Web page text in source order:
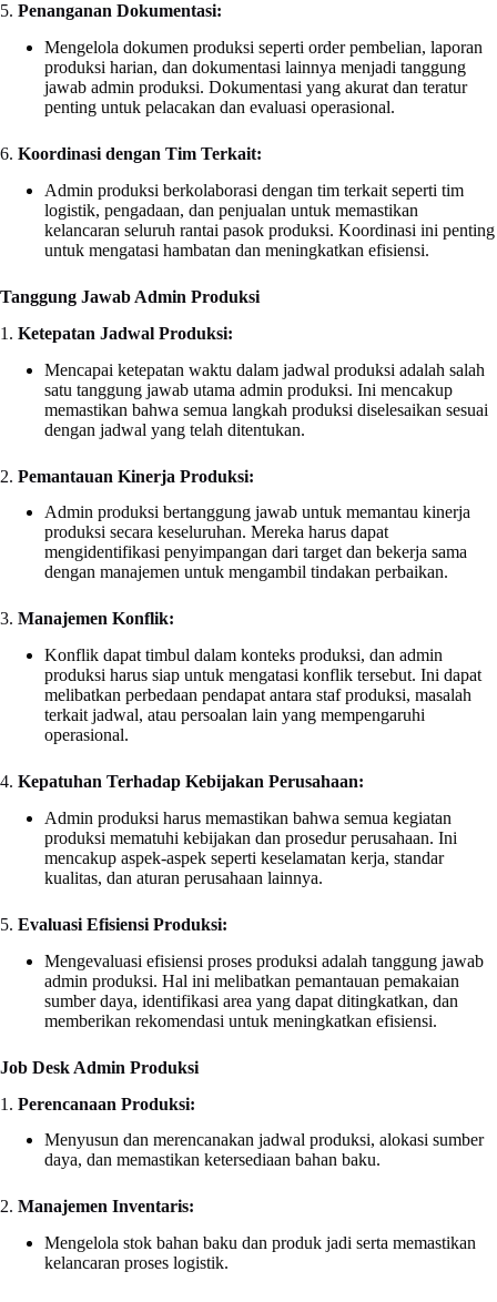
5. Penanganan Dokumentasi:
Mengelola dokumen produksi seperti order pembelian, laporan
produksi harian, dan dokumentasi lainnya menjadi tanggung
jawab admin produksi. Dokumentasi yang akurat dan teratur
penting untuk pelacakan dan evaluasi operasional.
6. Koordinasi dengan Tim Terkait:
Admin produksi berkolaborasi dengan tim terkait seperti tim
logistik, pengadaan, dan penjualan untuk memastikan
kelancaran seluruh rantai pasok produksi. Koordinasi ini penting
untuk mengatasi hambatan dan meningkatkan efisiensi.
Tanggung Jawab Admin Produksi
1. Ketepatan Jadwal Produksi:
Mencapai ketepatan waktu dalam jadwal produksi adalah salah
satu tanggung jawab utama admin produksi. Ini mencakup
memastikan bahwa semua langkah produksi diselesaikan sesuai
dengan jadwal yang telah ditentukan.
2. Pemantauan Kinerja Produksi:
Admin produksi bertanggung jawab untuk memantau kinerja
produksi secara keseluruhan. Mereka harus dapat
mengidentifikasi penyimpangan dari target dan bekerja sama
dengan manajemen untuk mengambil tindakan perbaikan.
3. Manajemen Konflik:
Konflik dapat timbul dalam konteks produksi, dan admin
produksi harus siap untuk mengatasi konflik tersebut. Ini dapat
melibatkan perbedaan pendapat antara staf produksi, masalah
terkait jadwal, atau persoalan lain yang mempengaruhi
operasional.
4. Kepatuhan Terhadap Kebijakan Perusahaan:
Admin produksi harus memastikan bahwa semua kegiatan
produksi mematuhi kebijakan dan prosedur perusahaan. Ini
mencakup aspek-aspek seperti keselamatan kerja, standar
kualitas, dan aturan perusahaan lainnya.
5. Evaluasi Efisiensi Produksi:
Mengevaluasi efisiensi proses produksi adalah tanggung jawab
admin produksi. Hal ini melibatkan pemantauan pemakaian
sumber daya, identifikasi area yang dapat ditingkatkan, dan
memberikan rekomendasi untuk meningkatkan efisiensi.
Job Desk Admin Produksi
1. Perencanaan Produksi:
Menyusun dan merencanakan jadwal produksi, alokasi sumber
daya, dan memastikan ketersediaan bahan baku.
2. Manajemen Inventaris:
Mengelola stok bahan baku dan produk jadi serta memastikan
kelancaran proses logistik.